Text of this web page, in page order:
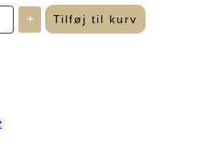
+ Tilføj til kurv